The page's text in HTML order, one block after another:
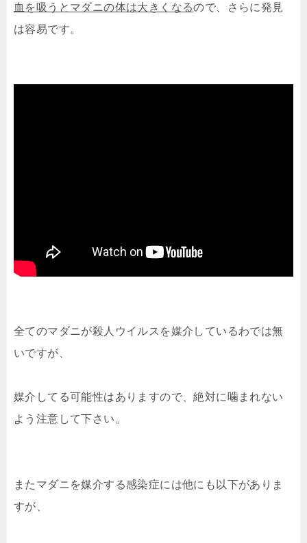
血を吸うとマダニの体は大きくなるので、さらに発見
は容易です。
全てのマダニが殺人ウイルスを媒介しているわでは無
いですが、
媒介してる可能性はありますので、絶対に噛まれない
よう注意して下さい。
またマダニを媒介する感染症には他にも以下がありま
すが、